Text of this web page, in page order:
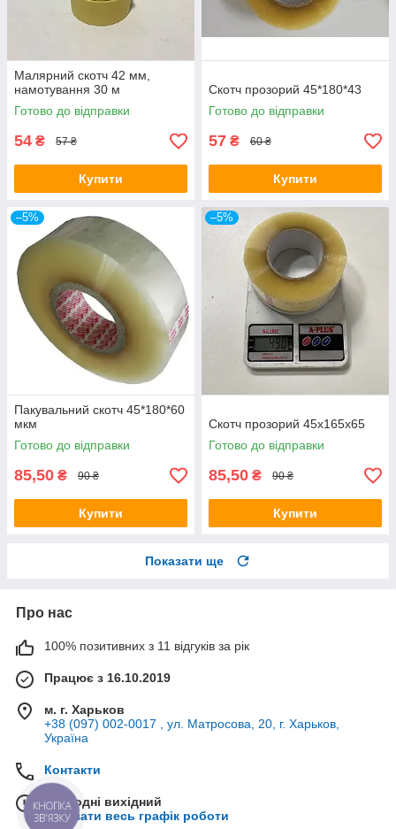
Малярний скотч 42 мм,
намотування 30 м
Готово до відправки
54 ₴ 57 ₴
Купити
Скотч прозорий 45*180*43
Готово до відправки
57 ₴ 60 ₴
Купити
–5%
Пакувальний скотч 45*180*60
мкм
Готово до відправки
85,50 ₴ 90 ₴
Купити
–5%
Скотч прозорий 45х165х65
Готово до відправки
85,50 ₴ 90 ₴
Купити
Показати ще
Про нас
100% позитивних з 11 відгуків за рік
Працює з 16.10.2019
м. г. Харьков
+38 (097) 002-0017 , ул. Матросова, 20, г. Харьков,
Україна
Контакти
Сьогодні вихідний
Показати весь графік роботи
КНОПКА
ЗВ'ЯЗКУ